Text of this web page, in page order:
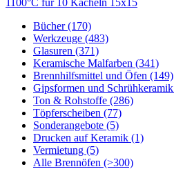
Bücher(170)
Werkzeuge (483)
Glasuren (371)
Keramische Malfarben (341)
Brennhilfsmittel und Öfen (149)
Gipsformen und Schrühkeramik
Ton & Rohstoffe (286)
Töpferscheiben (77)
Sonderangebote (5)
Drucken auf Keramik (1)
Vermietung (5)
Alle Brennöfen (>300)